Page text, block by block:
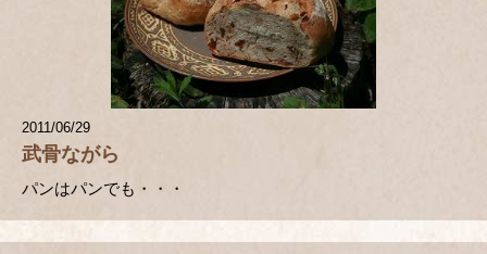
2011/06/29
武骨ながら
パンはパンでも・・・